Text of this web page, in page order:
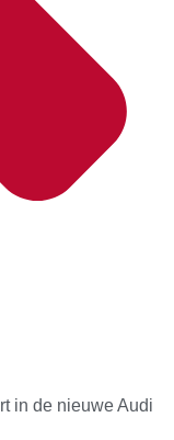
in de nieuwe Audi